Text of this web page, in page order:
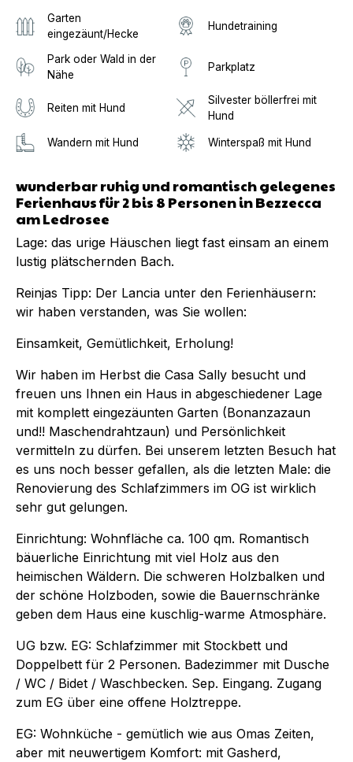
Garten
eingezäunt/Hecke
Hundetraining
Park oder Wald in der
Nähe
Parkplatz
Reiten mit Hund
Silvester böllerfrei mit
Hund
Wandern mit Hund Winterspaß mit Hund
wunderbar ruhig und romantisch gelegenes
Ferienhaus für 2 bis 8 Personen in Bezzecca
am Ledrosee
Lage: das urige Häuschen liegt fast einsam an einem
lustig plätschernden Bach.
Reinjas Tipp: Der Lancia unter den Ferienhäusern:
wir haben verstanden, was Sie wollen:
Einsamkeit, Gemütlichkeit, Erholung!
Wir haben im Herbst die Casa Sally besucht und
freuen uns Ihnen ein Haus in abgeschiedener Lage
mit komplett eingezäunten Garten (Bonanzazaun
und!! Maschendrahtzaun) und Persönlichkeit
vermitteln zu dürfen. Bei unserem letzten Besuch hat
es uns noch besser gefallen, als die letzten Male: die
Renovierung des Schlafzimmers im OG ist wirklich
sehr gut gelungen.
Einrichtung: Wohnfläche ca. 100 qm. Romantisch
bäuerliche Einrichtung mit viel Holz aus den
heimischen Wäldern. Die schweren Holzbalken und
der schöne Holzboden, sowie die Bauernschränke
geben dem Haus eine kuschlig-warme Atmosphäre.
UG bzw. EG: Schlafzimmer mit Stockbett und
Doppelbett für 2 Personen. Badezimmer mit Dusche
/ WC / Bidet / Waschbecken. Sep. Eingang. Zugang
zum EG über eine offene Holztreppe.
EG: Wohnküche - gemütlich wie aus Omas Zeiten,
aber mit neuwertigem Komfort: mit Gasherd,